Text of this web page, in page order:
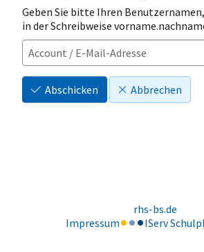
Geben Sie bitte Ihren
in der Schreibweise
Abschicken Abbrechen
rhs-bs.de
Impressum
IServ